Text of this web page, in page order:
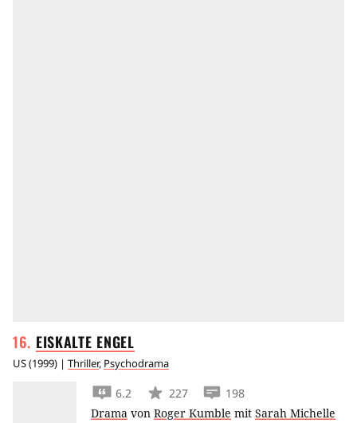
EISKALTE ENGEL
US(1999) | Thriller, Psychodrama
6.2 227
198
Drama von Roger Kumble mit Sarah Michelle